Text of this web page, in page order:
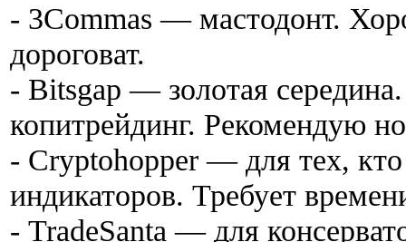
- 3Commas — мастодонт.
дороговат.
- Bitsgap — золотая
копитрейдинг. Рекомендую
- Cryptohopper — для тех,
индикаторов. Требует
- TradeSanta — для